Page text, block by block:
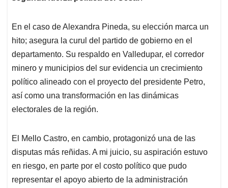
En el caso de Alexandra Pineda, su elección marca un
hito; asegura la curul del partido de gobierno en el
departamento. Su respaldo en Valledupar, el corredor
minero y municipios del sur evidencia un crecimiento
político alineado con el proyecto del presidente Petro,
así como una transformación en las dinámicas
electorales de la región.
El Mello Castro, en cambio, protagonizó una de las
disputas más reñidas. A mi juicio, su aspiración estuvo
en riesgo, en parte por el costo político que pudo
representar el apoyo abierto de la administración